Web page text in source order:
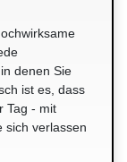
denen Sie
ist es, dass
Tag - mit
sich verlassen